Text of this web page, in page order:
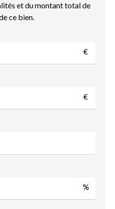
et du montant total de
ce bien.
€
€
%